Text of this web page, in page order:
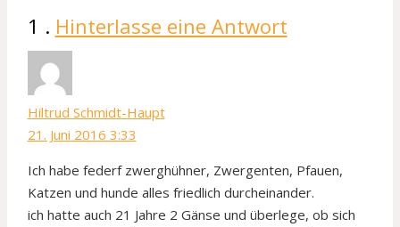
1 Kommentar
. Hinterlasse eine Antwort
Hiltrud Schmidt-Haupt
21. Juni 2016 3:33
Ich habe federf zwerghühner, Zwergenten, Pfauen,
Katzen und hunde alles friedlich durcheinander.
ich hatte auch 21 Jahre 2 Gänse und überlege, ob sich